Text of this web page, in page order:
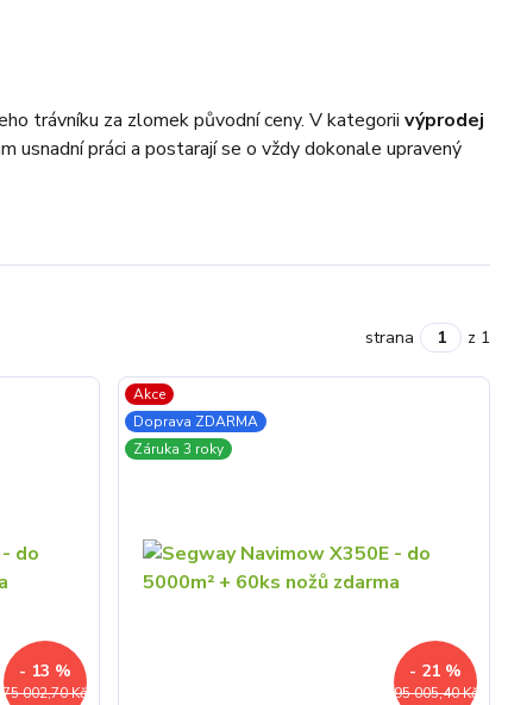
trávníku za zlomek původní ceny. V kategorii výprodej
práci a postarají se o vždy dokonale upravený
strana z 1
75 002,70 Kč
- 13 %
Akce
Doprava ZDARMA
Záruka 3 roky
95 005,40 Kč
- 21 %